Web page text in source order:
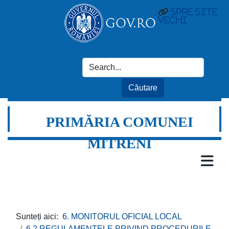
spre site
vechi
PRIMĂRIA COMUNEI
MITRENI
Sunteți aici: 6. MONITORUL OFICIAL LOCAL